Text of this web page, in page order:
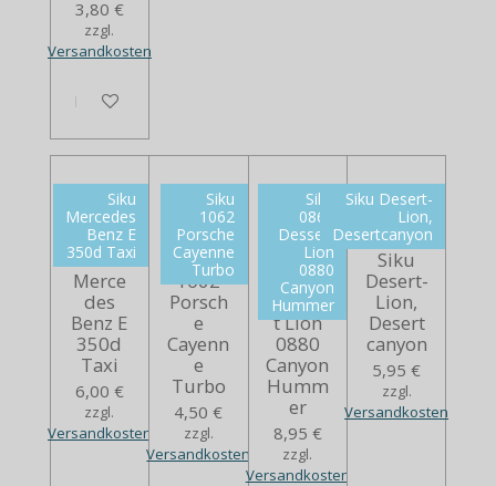
3,80 €
zzgl.
Versandkosten
In den Warenkorb
Siku
Mercedes
Benz E
350d Taxi
Siku
Merce
des
Benz E
350d
Taxi
6,00 €
zzgl.
Versandkosten
Siku
1062
Porsche
Cayenne
Turbo
Siku
1062
Porsch
e
Cayenn
e
Turbo
4,50 €
zzgl.
Versandkosten
Siku
0869
Dessert
Lion
0880
Canyon
Hummer
Siku
0869
Desser
t Lion
0880
Canyon
Humm
er
8,95 €
zzgl.
Versandkosten
Siku Desert-
Lion,
Desertcanyon
Siku
Desert-
Lion,
Desert
canyon
5,95 €
zzgl.
Versandkosten